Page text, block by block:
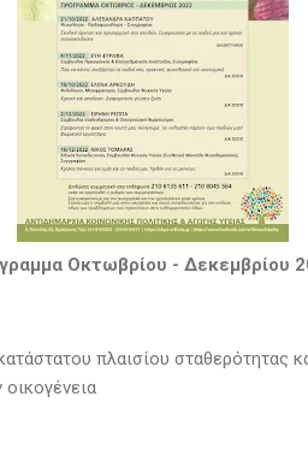
Οκτωβρίου - Δεκεμβρίου
πλαισίου σταθερότητας